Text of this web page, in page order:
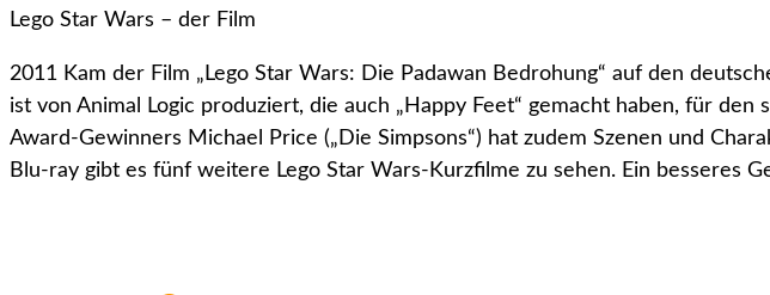
Lego Star Wars – der Film
2011 Kam der Film „Lego Star Wars: Die Padawan Bedrohung“ auf den
ist von Animal Logic produziert, die auch „Happy Feet“ gemacht haben, für
Award-Gewinners Michael Price („Die Simpsons“) hat zudem Szenen und
Blu-ray gibt es fünf weitere Lego Star Wars-Kurzfilme zu sehen. Ein besseres